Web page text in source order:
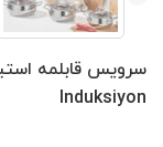
Induksiyon